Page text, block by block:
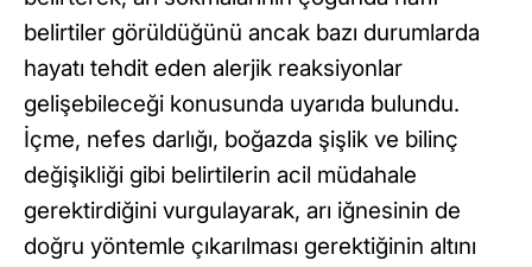
belirtiler görüldüğünü ancak bazı durumlarda
hayatı tehdit eden alerjik reaksiyonlar
gelişebileceği konusunda uyarıda bulundu.
İçme, nefes darlığı, boğazda şişlik ve bilinç
değişikliği gibi belirtilerin acil müdahale
gerektirdiğini vurgulayarak, arı iğnesinin de
doğru yöntemle çıkarılması gerektiğinin altını